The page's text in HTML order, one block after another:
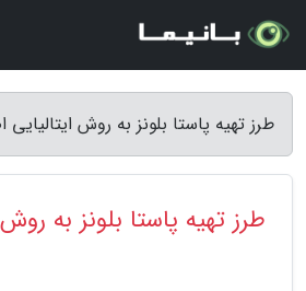
طرز تهیه پاستا بلونز به روش
طرز تهیه پاستا بلونز به